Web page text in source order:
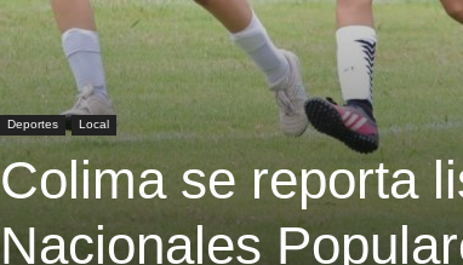
Deportes Local
Colima se reporta
Nacionales